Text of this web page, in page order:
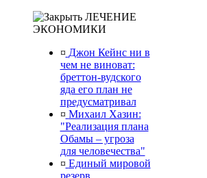
ЛЕЧЕНИЕ
ЭКОНОМИКИ
¤ Джон Кейнс ни в
чем не виноват:
бреттон-вудского
яда его план не
предусматривал
¤ Михаил Хазин:
"Реализация плана
Обамы – угроза
для человечества"
¤ Единый мировой
резерв